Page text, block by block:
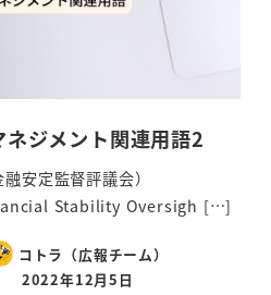
ネジメント関連用語2
安定監督評議会）
Stability Oversigh […]
コトラ（広報チーム）
2022年12月5日